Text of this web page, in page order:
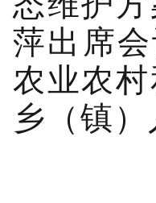
萍出席
农业农
乡（镇